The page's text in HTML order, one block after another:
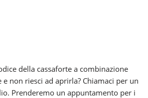
della cassaforte a combinazione
e non riesci ad aprirla? Chiamaci per un
Prenderemo un appuntamento per i